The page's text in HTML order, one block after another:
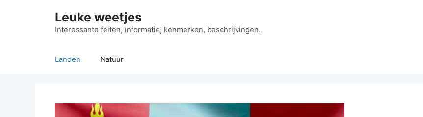
Leuke weetjes
Interessante feiten, informatie, kenmerken, beschrijvingen.
Landen Natuur